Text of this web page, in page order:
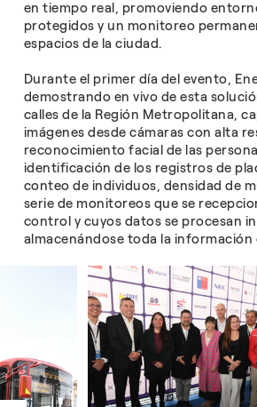
en tiempo real, promoviendo
protegidos y un monitoreo
espacios de la ciudad.
Durante el primer día del evento,
demostrando en vivo de esta
calles de la Región Metropolitana,
imágenes desde cámaras con alta
reconocimiento facial de las
identificación de los registros de
conteo de individuos, densidad de
serie de monitoreos que se
control y cuyos datos se procesan
almacenándose toda la información